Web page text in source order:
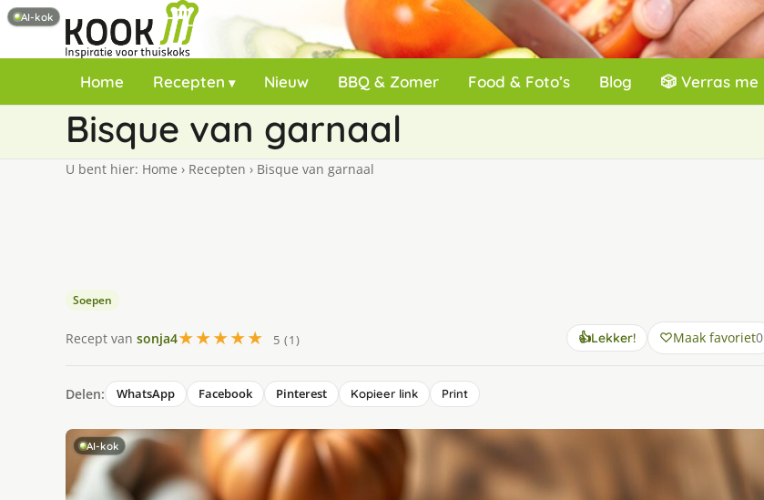
Home Recepten Nieuw BBQ & Zomer Food & Foto’s Blog 🎲 Verras me
Bisque van garnaal
U bent hier: Home › Recepten › Bisque van garnaal
Soepen
Recept van sonja4★★★★★ 5 (1) 👍Lekker! Maak favoriet0
Delen: WhatsApp Facebook Pinterest Kopieer link Print
AI-kok
AI-kok